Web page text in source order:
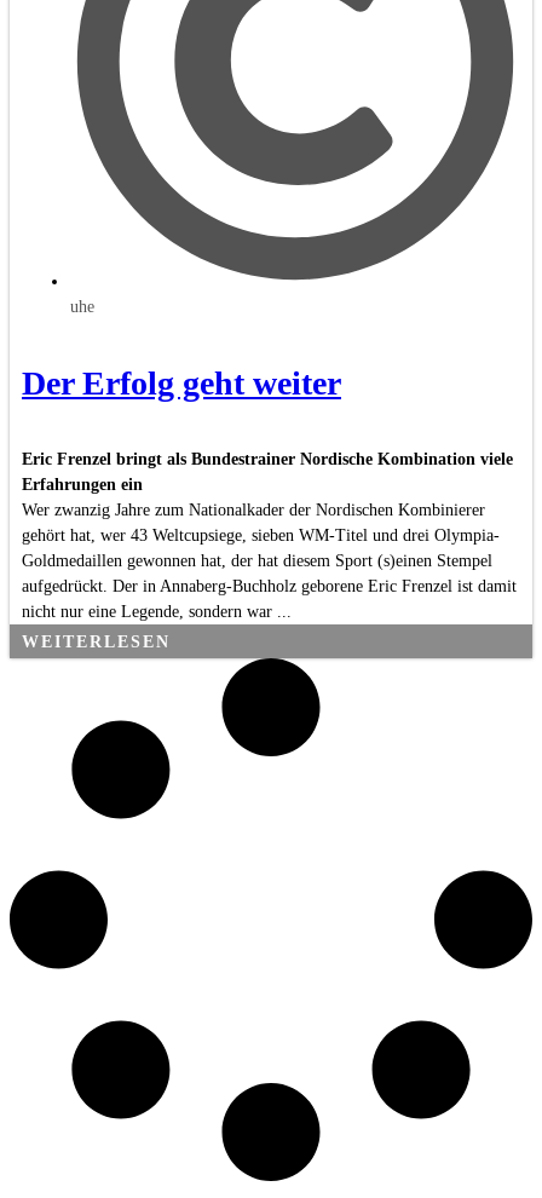
uhe
Der Erfolg geht weiter
Eric Frenzel bringt als Bundestrainer Nordische Kombination viele
Erfahrungen ein
Wer zwanzig Jahre zum Nationalkader der Nordischen Kombinierer
gehört hat, wer 43 Weltcupsiege, sieben WM-Titel und drei Olympia-
Goldmedaillen gewonnen hat, der hat diesem Sport (s)einen Stempel
aufgedrückt. Der in Annaberg-Buchholz geborene Eric Frenzel ist damit
nicht nur eine Legende, sondern war ...
WEITERLESEN